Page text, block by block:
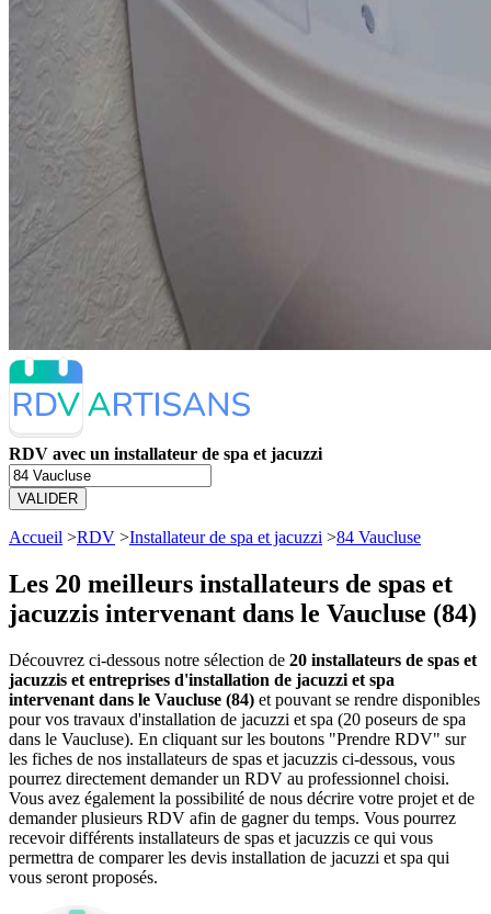
RDV avec un installateur de spa et jacuzzi
VALIDER
Accueil >RDV >Installateur de spa et jacuzzi >84 Vaucluse
Les 20 meilleurs installateurs de spas et
jacuzzis intervenant dans le Vaucluse (84)
Découvrez ci-dessous notre sélection de 20 installateurs de spas et
jacuzzis et entreprises d'installation de jacuzzi et spa
intervenant dans le Vaucluse (84) et pouvant se rendre disponibles
pour vos travaux d'installation de jacuzzi et spa (20 poseurs de spa
dans le Vaucluse). En cliquant sur les boutons "Prendre RDV" sur
les fiches de nos installateurs de spas et jacuzzis ci-dessous, vous
pourrez directement demander un RDV au professionnel choisi.
Vous avez également la possibilité de nous décrire votre projet et de
demander plusieurs RDV afin de gagner du temps. Vous pourrez
recevoir différents installateurs de spas et jacuzzis ce qui vous
permettra de comparer les devis installation de jacuzzi et spa qui
vous seront proposés.